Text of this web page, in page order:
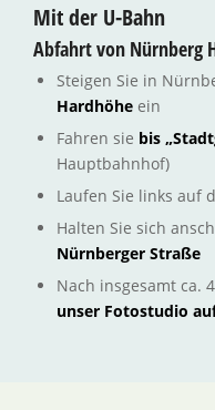
Mit der U-Bahn
Abfahrt von Nürnberg
Steigen Sie in
Hardhöhe ein
Fahren sie bis
Hauptbahnhof)
Laufen Sie links auf
Halten Sie sich
Nürnberger Straße
Nach insgesamt ca.
unser Fotostudio